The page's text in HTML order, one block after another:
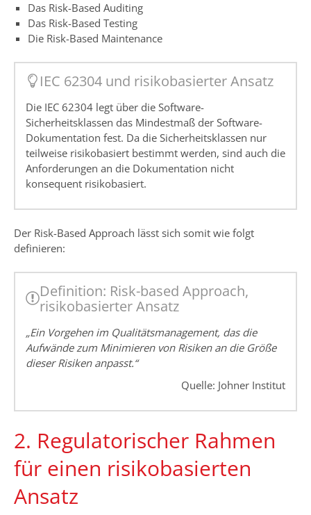
Das Risk-Based Auditing
Das Risk-Based Testing
Die Risk-Based Maintenance
IEC 62304 und risikobasierter Ansatz
Die IEC 62304 legt über die Software-
Sicherheitsklassen das Mindestmaß der Software-
Dokumentation fest. Da die Sicherheitsklassen nur
teilweise risikobasiert bestimmt werden, sind auch die
Anforderungen an die Dokumentation nicht
konsequent risikobasiert.
Der Risk-Based Approach lässt sich somit wie folgt
definieren:
Definition: Risk-based Approach,
risikobasierter Ansatz
„Ein Vorgehen im Qualitätsmanagement, das die
Aufwände zum Minimieren von Risiken an die Größe
dieser Risiken anpasst.“
Quelle: Johner Institut
2. Regulatorischer Rahmen
für einen risikobasierten
Ansatz